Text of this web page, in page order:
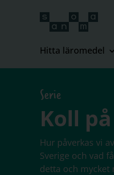
Hitta läromedel
Serie
Koll
Hur påverkas vi
Sverige och vad
detta och mycket